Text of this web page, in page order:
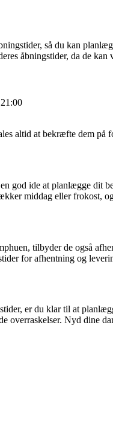
så du kan
åbningstider, da de
altid at bekræfte dem
god ide at planlægge dit
middag eller frokost,
tilbyder de også
for afhentning og
er du klar til at
overraskelser. Nyd dine